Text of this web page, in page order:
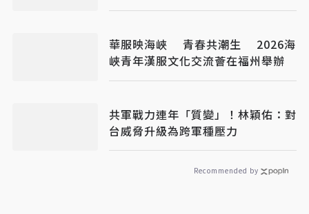
華服映海峽 青春共潮生 2026海
峽青年漢服文化交流薈在福州舉辦
共軍戰力連年「質變」！林穎佑：對
台威脅升級為跨軍種壓力
Recommended by